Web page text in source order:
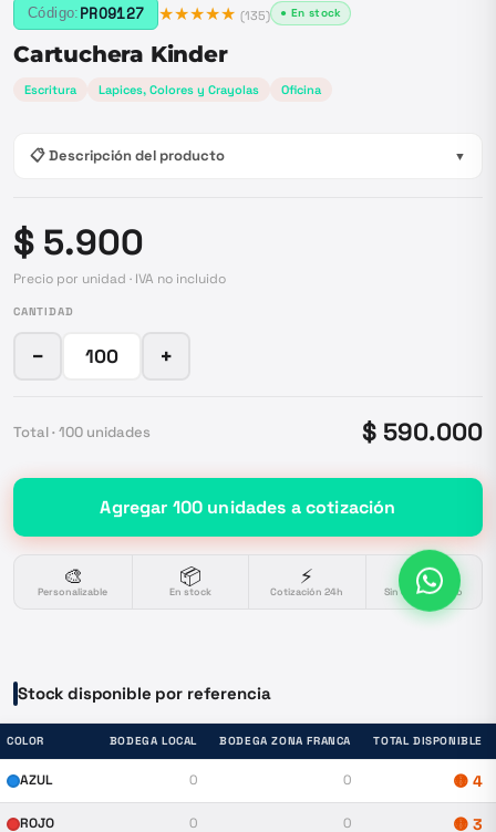
Código: PRO9127 ★★★★★ (135) ● En stock
Cartuchera Kinder
Escritura Lapices, Colores y Crayolas Oficina
📋 Descripción del producto ▼
$ 5.900
Precio por unidad · IVA no incluido
CANTIDAD
− +
Total · 100 unidades $ 590.000
Agregar 100 unidades a cotización
🎨
Personalizable
📦
En stock
⚡
Cotización 24h
🔒
Sin compromiso
Stock disponible por referencia
COLOR BODEGA LOCAL BODEGA ZONA FRANCA TOTAL DISPONIBLE
AZUL 0 0 🟡 4
ROJO 0 0 🟡 3